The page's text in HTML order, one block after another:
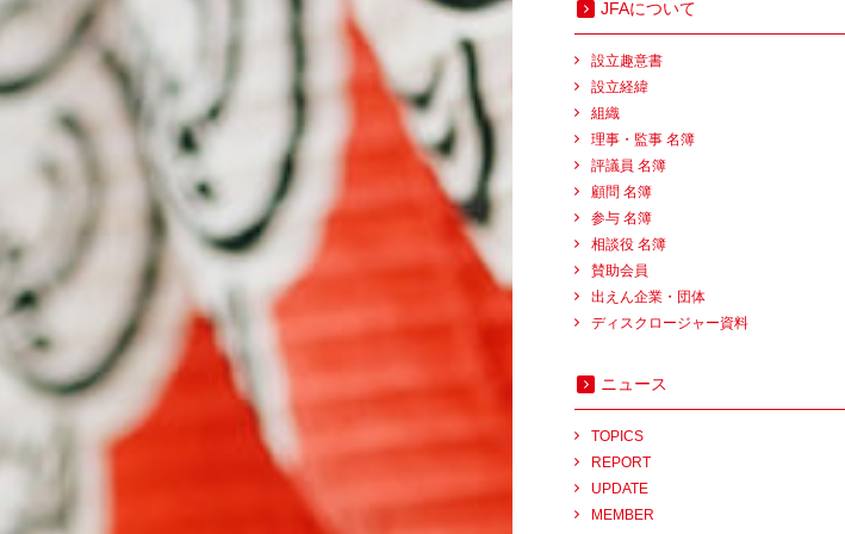
JFAについて
設立趣意書
設立経緯
組織
理事・監事 名簿
評議員 名簿
顧問 名簿
参与 名簿
相談役 名簿
賛助会員
出えん企業・団体
ディスクロージャー資料
ニュース
TOPICS
REPORT
UPDATE
MEMBER